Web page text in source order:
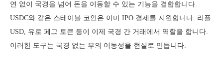
연 없이 국경을 넘어 돈을 이동할 수 있는 기능을 결합합니다.
USDC와 같은 스테이블 코인은 이미 IPO 결제를 지원합니다. 리플
USD, 유로 페그 토큰 등이 이제 국경 간 거래에서 역할을 합니다.
이러한 도구는 국경 없는 부의 이동성을 현실로 만듭니다.